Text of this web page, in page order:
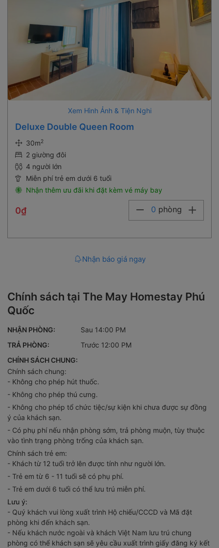
Xem Hình Ảnh & Tiện Nghi
2 giường đôi
4 người lớn
Miễn phí trẻ em dưới 6 tuổi
Nhận thêm ưu đãi khi đặt kèm vé máy bay
0 phòng
Chính sách tại The May Homestay Phú
Quốc
Chính sách chung:
- Không cho phép hút thuốc.
- Không cho phép thú cưng.
- Không cho phép tổ chức tiệc/sự kiện khi chưa được sự đồng
ý của khách sạn.
- Có phụ phí nếu nhận phòng sớm, trả phòng muộn, tùy thuộc
vào tình trạng phòng trống của khách sạn.
Chính sách trẻ em:
- Khách từ 12 tuổi trở lên được tính như người lớn.
- Trẻ em từ 6 - 11 tuổi sẽ có phụ phí.
- Trẻ em dưới 6 tuổi có thể lưu trú miễn phí.
Lưu ý:
- Quý khách vui lòng xuất trình Hộ chiếu/CCCD và Mã đặt
phòng khi đến khách sạn.
- Nếu khách nước ngoài và khách Việt Nam lưu trú chung
phòng có thể khách sạn sẽ yêu cầu xuất trình giấy đăng ký kết
hôn.